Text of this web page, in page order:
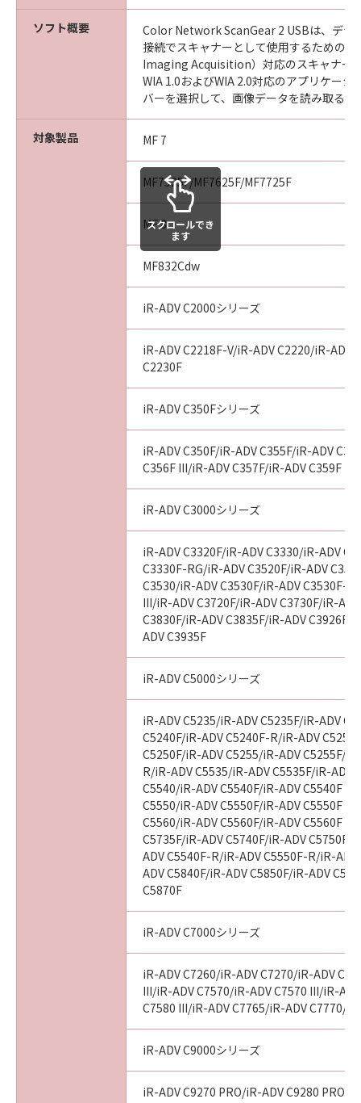
り、本契約書を終了させることができます。
(3) お客様が本契約書のいずれかの条項に違反
した場合、本契約書は直ちに終了します。
(4) お客様は、上記(3)によって本契約書が終了
した場合、速やかに、「本ソフトウェア」およ
びその複製物のすべてを廃棄または消去するも
のとします。
(5）上記にかかわらず、本契約書第2条、第4条
から第7条まで、第8条第4項および第10条の規
定は、本契約書の終了後も効力を有します。
９．U.S. GOVERNMENT RESTRICTED RIGHTS
“米国政府エンドユーザー”とは、米国政府の機
関また団体を意味します。もしお客様が米国政
府エンドユーザーである場合、以下の規定が適
item," as that term is defined at 48 C.F.R.
2.101 (Oct 1995), consisting of "commercial
computer software documentation," as such
terms are used in 48 C.F.R. 12.212 (Sept 1995).
227.7202-1 through 227.7202-4 (June 1995),
all U.S. Government End Users shall acquire
forth herein. The manufacturer is Canon
Inc./30-2, Shimomaruko 3-chome, Ohta-ku,
Tokyo 146-8501, Japan.
本条項中で使用される"the SOFTWARE"とは、
本契約書中で定義される「本ソフトウェア」を
意味し、指し示すものとします。
本契約書のいずれかの条項またはその一部が法
律により無効であると決定された場合でも、そ
キヤノン株式会社
No. I010G020618
ソフト概要
Color Network ScanGear 2 USBは、デジ
接続でスキャナーとして使用するための
Imaging Acquisition）対応のスキャナー
WIA 1.0およびWIA 2.0対応のアプリケーシ
バーを選択して、画像データを読み取るこ
対象製品 MF 7
MF7525F/MF7625F/MF7725F
MF 8
MF832Cdw
iR-ADV C2000シリーズ
iR-ADV C2218F-V/iR-ADV C2220/iR-ADV
C2230F
iR-ADV C350Fシリーズ
iR-ADV C350F/iR-ADV C355F/iR-ADV
C356F III/iR-ADV C357F/iR-ADV C359F
iR-ADV C3000シリーズ
iR-ADV C3320F/iR-ADV C3330/iR-ADV
C3330F-RG/iR-ADV C3520F/iR-ADV
C3530/iR-ADV C3530F/iR-ADV C3530F-
III/iR-ADV C3720F/iR-ADV C3730F/iR-
C3830F/iR-ADV C3835F/iR-ADV C3926F/
ADV C3935F
iR-ADV C5000シリーズ
iR-ADV C5235/iR-ADV C5235F/iR-ADV
C5240F/iR-ADV C5240F-R/iR-ADV
C5250F/iR-ADV C5255/iR-ADV C5255F/
R/iR-ADV C5535/iR-ADV C5535F/iR-ADV
C5540/iR-ADV C5540F/iR-ADV C5540F
C5550/iR-ADV C5550F/iR-ADV C5550F
C5560/iR-ADV C5560F/iR-ADV C5560F
C5735F/iR-ADV C5740F/iR-ADV C5750F/
ADV C5540F-R/iR-ADV C5550F-R/iR-
ADV C5840F/iR-ADV C5850F/iR-ADV
C5870F
iR-ADV C7000シリーズ
iR-ADV C7260/iR-ADV C7270/iR-ADV
III/iR-ADV C7570/iR-ADV C7570 III/iR-
C7580 III/iR-ADV C7765/iR-ADV C7770/
iR-ADV C9000シリーズ
iR-ADV C9270 PRO/iR-ADV C9280 PRO
スクロールでき
ます